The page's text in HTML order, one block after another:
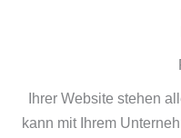
Ihrer Website stehen
kann mit Ihrem